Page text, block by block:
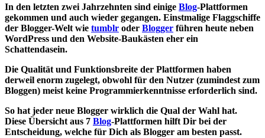
In den letzten zwei Jahrzehnten sind einige Blog-Plattformen
gekommen und auch wieder gegangen. Einstmalige Flaggschiffe
der Blogger-Welt wie tumblr oder Blogger führen heute neben
WordPress und den Website-Baukästen eher ein
Schattendasein.
Die Qualität und Funktionsbreite der Plattformen haben
derweil enorm zugelegt, obwohl für den Nutzer (zumindest zum
Bloggen) meist keine Programmierkenntnisse erforderlich sind.
So hat jeder neue Blogger wirklich die Qual der Wahl hat.
Diese Übersicht aus 7 Blog-Plattformen hilft Dir bei der
Entscheidung, welche für Dich als Blogger am besten passt.